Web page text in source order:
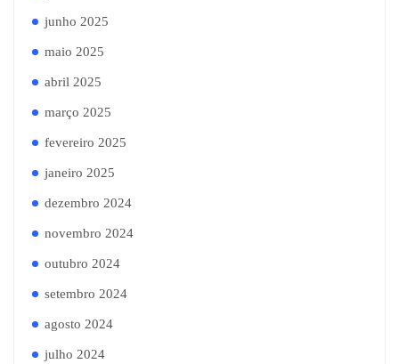
junho 2025
maio 2025
abril 2025
março 2025
fevereiro 2025
janeiro 2025
dezembro 2024
novembro 2024
outubro 2024
setembro 2024
agosto 2024
julho 2024